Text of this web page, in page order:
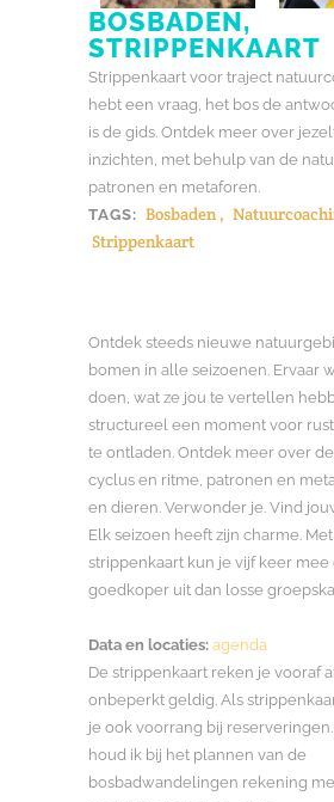
BOSBADEN,
STRIPPENKAART
Strippenkaart voor traject
hebt een vraag, het bos de
is de gids. Ontdek meer over
inzichten, met behulp van de
patronen en metaforen.
TAGS: Bosbaden ,
Strippenkaart
Ontdek steeds nieuwe
bomen in alle seizoenen. Ervaar
doen, wat ze jou te vertellen
structureel een moment voor
te ontladen. Ontdek meer over
cyclus en ritme, patronen en
en dieren. Verwonder je. Vind
Elk seizoen heeft zijn charme.
strippenkaart kun je vijf keer mee
goedkoper uit dan losse
Data en locaties: agenda
De strippenkaart reken je vooraf
onbeperkt geldig. Als
je ook voorrang bij
houd ik bij het plannen van de
bosbadwandelingen rekening